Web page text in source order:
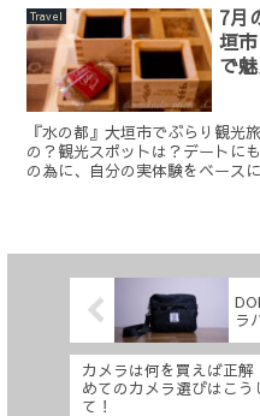
Travel
7月
垣
で
『水の都』大垣市でぶらり観光
の？観光スポットは？デートに
の為に、自分の実体験をベース
ラ
カメラは何を買えば正解
めてのカメラ選びはこう
て！